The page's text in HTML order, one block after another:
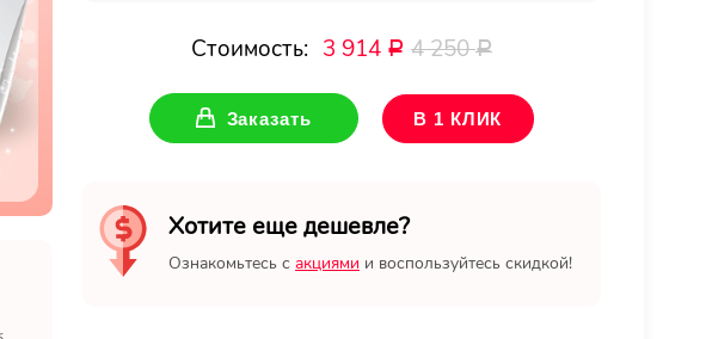
Стоимость: 3 914 Р 4 250Р
Заказать В 1 КЛИК
Хотите еще дешевле?
Ознакомьтесь сакциями и воспользуйтесь скидкой!